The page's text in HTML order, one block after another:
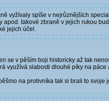
vyžívaly spíše v nejrůznějších
takové zbraně v jejich rukou
jejich účel.
se v pěším boji historicky až tak
využívá slabosti dlouhé píky na
na protivníka tak si brali to